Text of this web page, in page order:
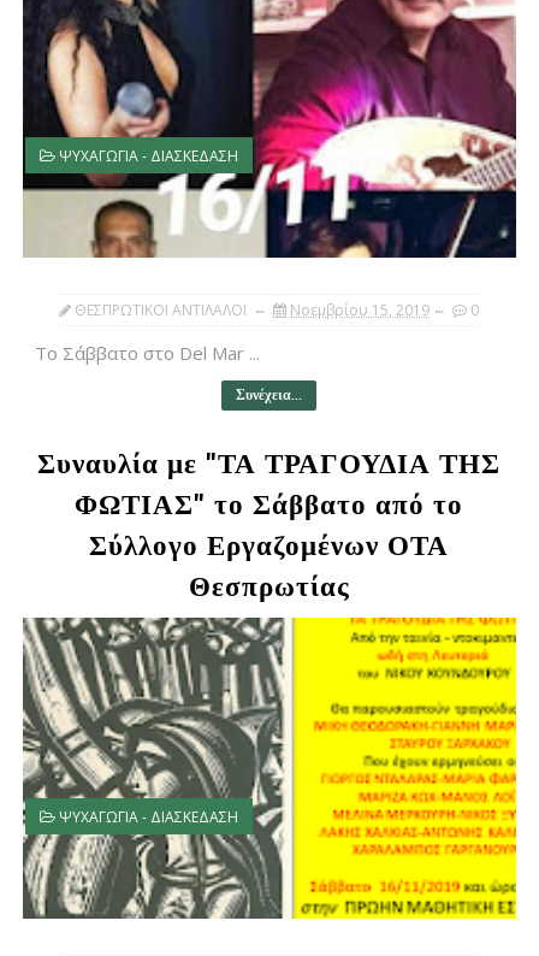
ΨΥΧΑΓΩΓΙΑ - ΔΙΑΣΚΕΔΑΣΗ
ΘΕΣΠΡΩΤΙΚΟΙ ΑΝΤΙΛΑΛΟΙ Νοεμβρίου 15, 2019 0
Το Σάββατο στο Del Mar ...
Συνέχεια...
Συναυλία με "ΤΑ ΤΡΑΓΟΥΔΙΑ ΤΗΣ
ΦΩΤΙΑΣ" το Σάββατο από το
Σύλλογο Εργαζομένων ΟΤΑ
Θεσπρωτίας
ΨΥΧΑΓΩΓΙΑ - ΔΙΑΣΚΕΔΑΣΗ